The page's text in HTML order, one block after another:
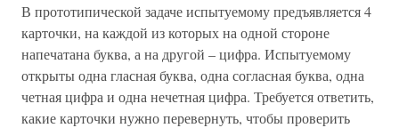
В прототипической задаче испытуемому предъявляется 4
карточки, на каждой из которых на одной стороне
напечатана буква, а на другой – цифра. Испытуемому
открыты одна гласная буква, одна согласная буква, одна
четная цифра и одна нечетная цифра. Требуется ответить,
какие карточки нужно перевернуть, чтобы проверить